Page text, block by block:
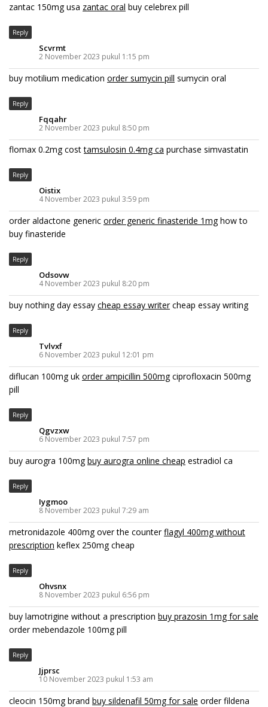
zantac 150mg usa zantac oral buy celebrex pill
Reply
Scvrmt
2 November 2023 pukul 1:15 pm
buy motilium medication order sumycin pill sumycin oral
Reply
Fqqahr
2 November 2023 pukul 8:50 pm
flomax 0.2mg costtamsulosin 0.4mg ca purchase simvastatin
Reply
Oistix
4 November 2023 pukul 3:59 pm
order aldactone generic order generic finasteride 1mghow to
buy finasteride
Reply
Odsovw
4 November 2023 pukul 8:20 pm
buy nothing day essay cheap essay writercheap essay writing
Reply
Tvlvxf
6 November 2023 pukul 12:01 pm
diflucan 100mg uk order ampicillin 500mgciprofloxacin 500mg
pill
Reply
Qgvzxw
6 November 2023 pukul 7:57 pm
buy aurogra 100mgbuy aurogra online cheap estradiol ca
Reply
Iygmoo
8 November 2023 pukul 7:29 am
metronidazole 400mg over the counterflagyl 400mg without
prescription keflex 250mg cheap
Reply
Ohvsnx
8 November 2023 pukul 6:56 pm
buy lamotrigine without a prescription buy prazosin 1mg for sale
order mebendazole 100mg pill
Reply
Jjprsc
10 November 2023 pukul 1:53 am
cleocin 150mg brand buy sildenafil 50mg for sale order fildena